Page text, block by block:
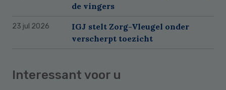
de vingers
23 jul 2026
IGJ stelt Zorg-Vleugel onder
verscherpt toezicht
Interessant voor u